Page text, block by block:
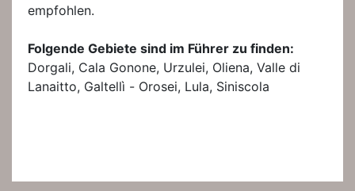
empfohlen.
Folgende Gebiete sind im Führer zu finden:
Dorgali, Cala Gonone, Urzulei, Oliena, Valle di
Lanaitto, Galtellì - Orosei, Lula, Siniscola